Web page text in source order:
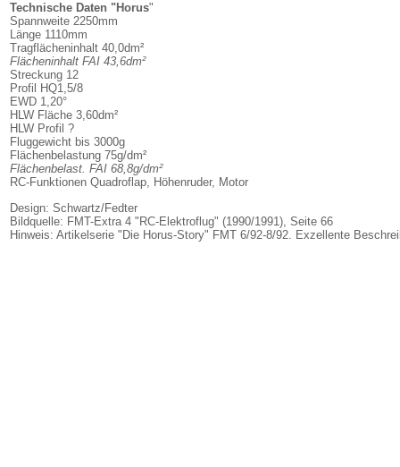
Technische Daten "Horus"
Spannweite 2250mm
Länge 1110mm
Tragflächeninhalt 40,0dm²
Flächeninhalt FAI 43,6dm²
Streckung 12
Profil HQ1,5/8
EWD 1,20°
HLW Fläche 3,60dm²
HLW Profil ?
Fluggewicht bis 3000g
Flächenbelastung 75g/dm²
Flächenbelast. FAI 68,8g/dm²
RC-Funktionen Quadroflap, Höhenruder, Motor
Design: Schwartz/Fedter
Bildquelle: FMT-Extra 4 "RC-Elektroflug" (1990/1991), Seite 66
Hinweis: Artikelserie "Die Horus-Story" FMT 6/92-8/92. Exzellente